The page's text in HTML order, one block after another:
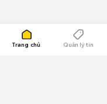
Trang chủ Quản lý tin